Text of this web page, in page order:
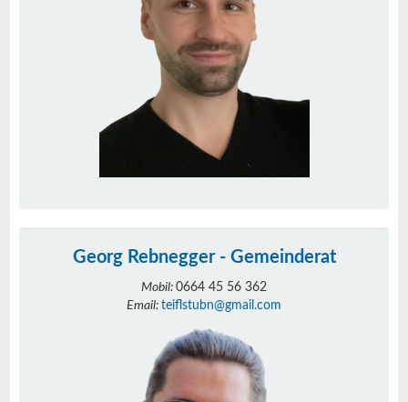
Georg Rebnegger - Gemeinderat
Mobil: 0664 45 56 362
Email: teiflstubn@gmail.com